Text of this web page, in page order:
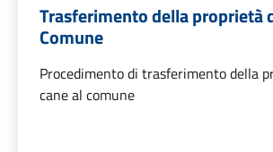
Trasferimento della proprietà
Comune
Procedimento di trasferimento della
cane al comune